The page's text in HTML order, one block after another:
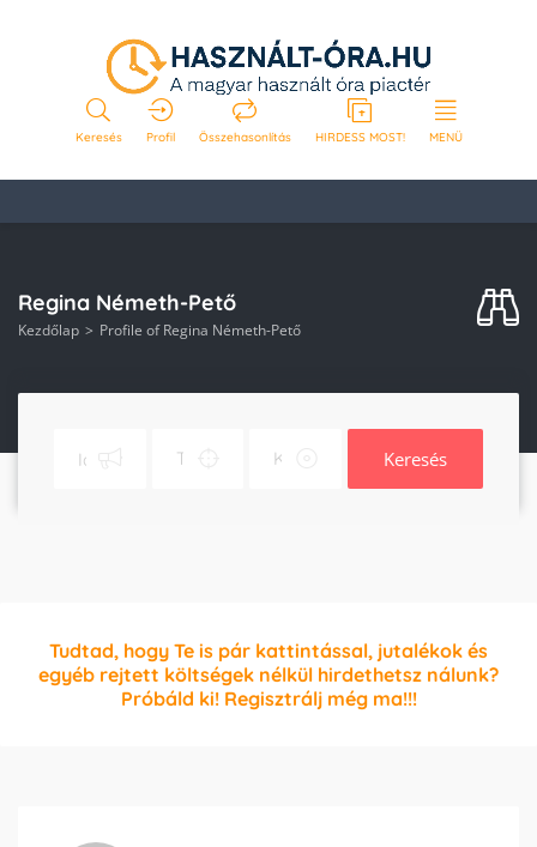
Keresés Profil Összehasonlítás HIRDESS MOST! MENÜ
Regina Németh-Pető
Kezdőlap Profile of Regina Németh-Pető
Keresés
Tudtad, hogy Te is pár kattintással, jutalékok és
egyéb rejtett költségek nélkül hirdethetsz nálunk?
Próbáld ki! Regisztrálj még ma!!!